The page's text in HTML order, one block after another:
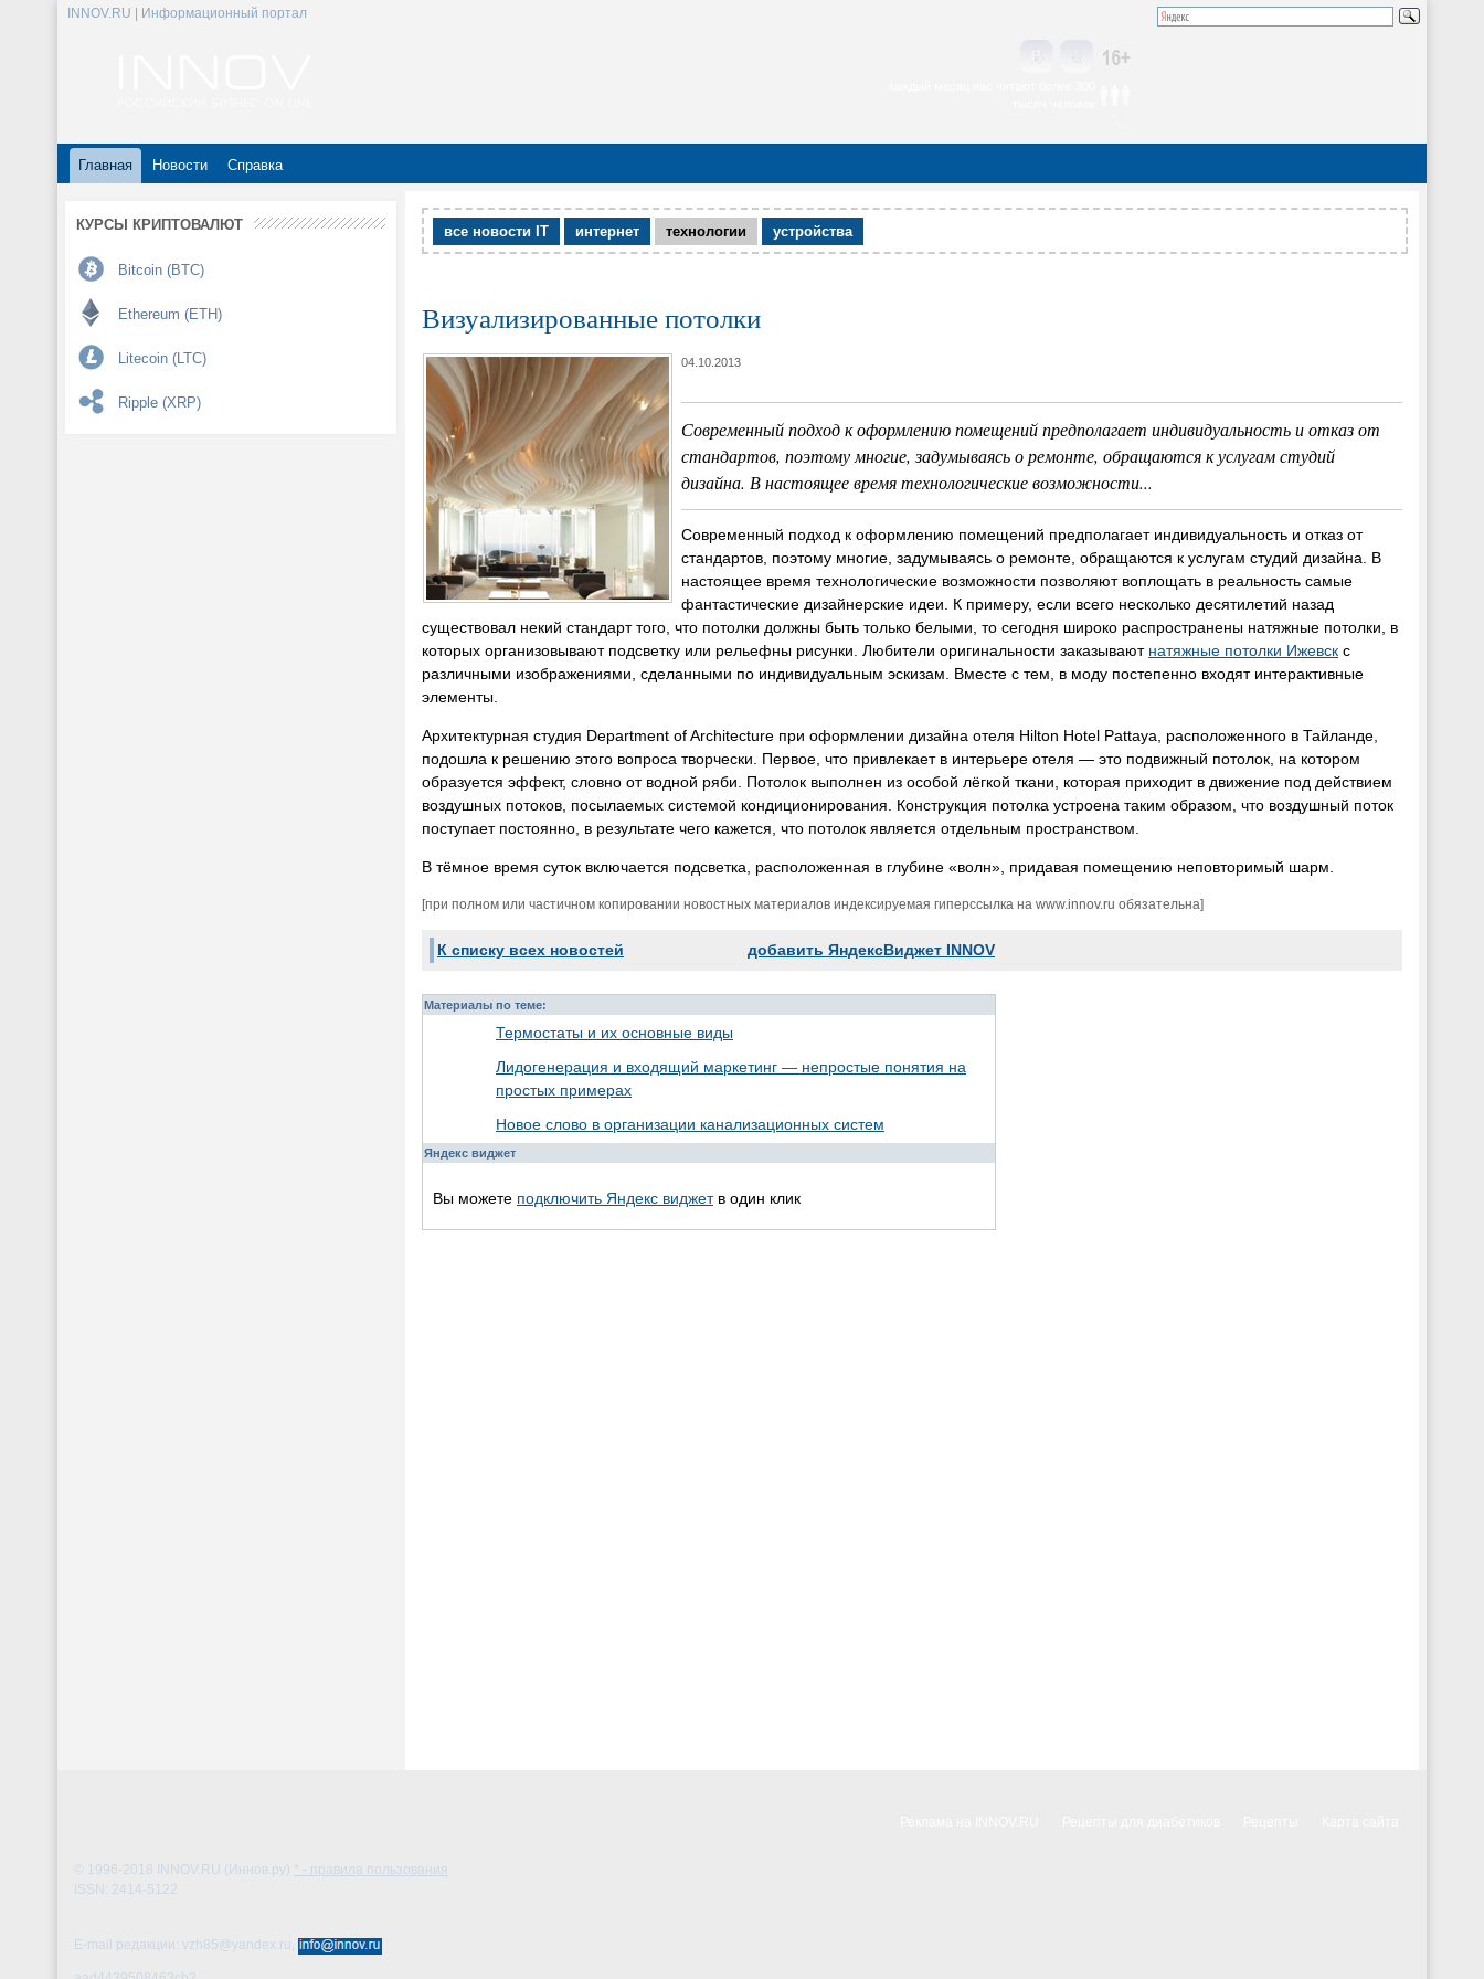
INNOV.RU | Информационный портал
Главная Новости Справка
КУРСЫ КРИПТОВАЛЮТ
Bitcoin (BTC)
Ethereum (ETH)
Litecoin (LTC)
Ripple (XRP)
все новости IT интернет технологии устройства
Визуализированные потолки
04.10.2013
Современный подход к оформлению помещений предполагает индивидуальность и отказ от
стандартов, поэтому многие, задумываясь о ремонте, обращаются к услугам студий
дизайна. В настоящее время технологические возможности...
Современный подход к оформлению помещений предполагает индивидуальность и отказ от
стандартов, поэтому многие, задумываясь о ремонте, обращаются к услугам студий дизайна. В
настоящее время технологические возможности позволяют воплощать в реальность самые
фантастические дизайнерские идеи. К примеру, если всего несколько десятилетий назад
существовал некий стандарт того, что потолки должны быть только белыми, то сегодня широко распространены натяжные потолки, в
которых организовывают подсветку или рельефны рисунки. Любители оригинальности заказывают натяжные потолки Ижевск с
различными изображениями, сделанными по индивидуальным эскизам. Вместе с тем, в моду постепенно входят интерактивные
элементы.
Архитектурная студия Department of Architecture при оформлении дизайна отеля Hilton Hotel Pattaya, расположенного в Тайланде,
подошла к решению этого вопроса творчески. Первое, что привлекает в интерьере отеля — это подвижный потолок, на котором
образуется эффект, словно от водной ряби. Потолок выполнен из особой лёгкой ткани, которая приходит в движение под действием
воздушных потоков, посылаемых системой кондиционирования. Конструкция потолка устроена таким образом, что воздушный поток
поступает постоянно, в результате чего кажется, что потолок является отдельным пространством.
В тёмное время суток включается подсветка, расположенная в глубине «волн», придавая помещению неповторимый шарм.
[при полном или частичном копировании новостных материалов индексируемая гиперссылка на www.innov.ru обязательна]
К списку всех новостей добавить ЯндексВиджет INNOV
Материалы по теме:
Термостаты и их основные виды
Лидогенерация и входящий маркетинг — непростые понятия на
простых примерах
Новое слово в организации канализационных систем
Яндекс виджет
Вы можете подключить Яндекс виджетв один клик
© 1996-2018 INNOV.RU (Иннов.ру) * - правила пользования
ISSN: 2414-5122
E-mail редакции: vzh85@yandex.ru,